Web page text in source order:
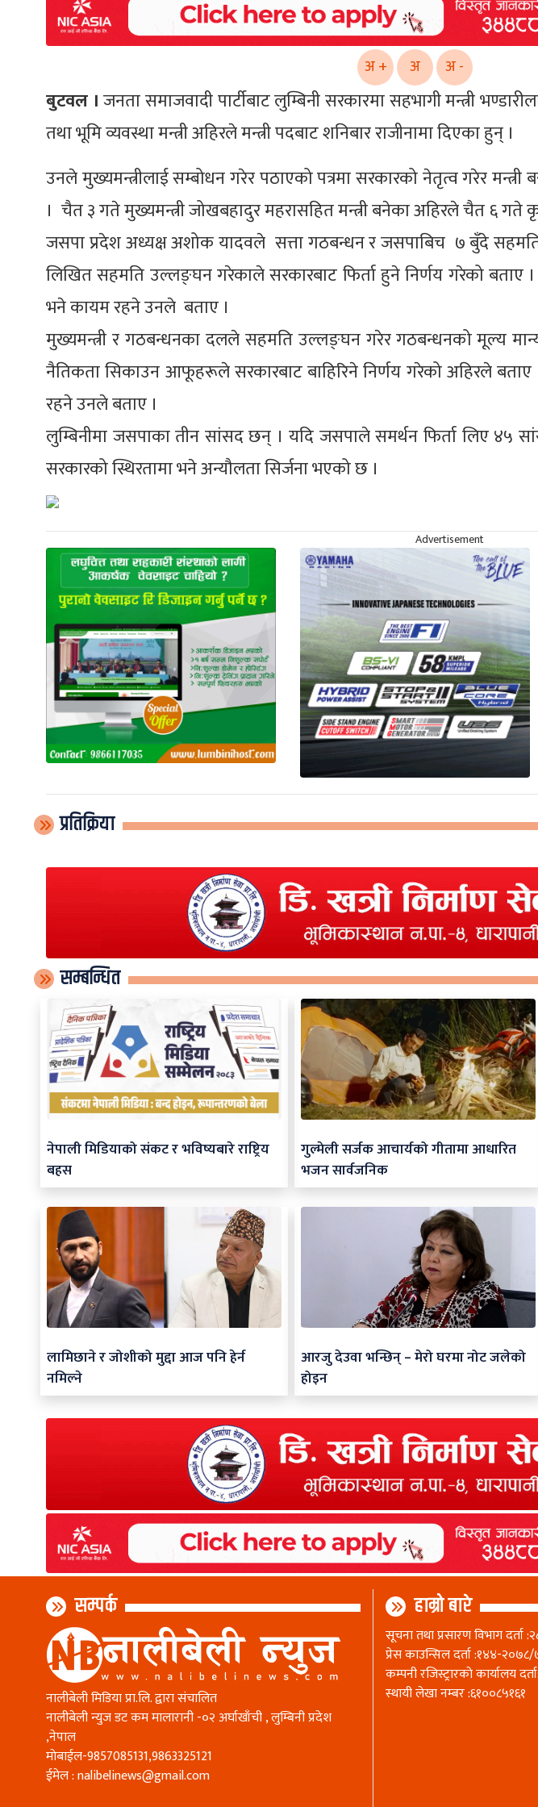
अ + अ अ -
बुटवल ।जनता समाजवादी पार्टीबाट लुम्बिनी सरकारमा सहभागी मन्त्री
तथा भूमि व्यवस्था मन्त्री अहिरले मन्त्री पदबाट शनिबार राजीनामा दिएका हुन् ।
उनले मुख्यमन्त्रीलाई सम्बोधन गरेर पठाएको पत्रमा सरकारको नेतृत्व गरेर
। चैत ३ गते मुख्यमन्त्री जोखबहादुर महरासहित मन्त्री बनेका अहिरले चैत ६ गते
जसपा प्रदेश अध्यक्ष अशोक यादवले सत्ता गठबन्धन र जसपाबिच ७ बुँदे सहमति
लिखित सहमति उल्लङ्घन गरेकाले सरकारबाट फिर्ता हुने निर्णय गरेको बताए ।
भने कायम रहने उनले बताए ।
मुख्यमन्त्री र गठबन्धनका दलले सहमति उल्लङ्घन गरेर गठबन्धनको मूल्य
नैतिकता सिकाउन आफूहरूले सरकारबाट बाहिरिने निर्णय गरेको अहिरले
रहने उनले बताए ।
लुम्बिनीमा जसपाका तीन सांसद छन् । यदि जसपाले समर्थन फिर्ता लिए ४५
सरकारको स्थिरतामा भने अन्यौलता सिर्जना भएको छ ।
प्रतिक्रिया
सम्बन्धित
नेपाली मिडियाको संकट र भविष्यबारे राष्ट्रिय
बहस
गुल्मेली सर्जक आचार्यको गीतामा आधारित
भजन सार्वजनिक
लामिछाने र जोशीको मुद्दा आज पनि हेर्न
नमिल्ने
आरजु देउवा भन्छिन् – मेरो घरमा नोट जलेको
होइन
सम्पर्क
नालीबेली मिडिया प्रा.लि. द्वारा संचालित
नालीबेली न्युज डट कम मालारानी -०२ अर्घाखाँची , लुम्बिनी प्रदेश
,नेपाल
माेबाईल-9857085131,9863325121
ईमेल :nalibelinews@gmail.com
हाम्रो बारे
सूचना तथा प्रसारण विभाग दर्ता
प्रेस काउन्सिल दर्ता :१४४-
कम्पनी रजिस्ट्रारकाे कार्यालय
स्थायी लेखा नम्बर :६१००८५१६१